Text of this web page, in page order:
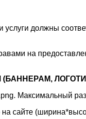
должны
на
Максимальный
сайте